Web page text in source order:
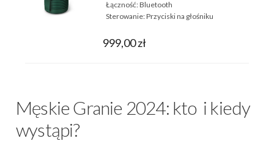
Łączność:Bluetooth
Sterowanie:Przyciski na głośniku
999,00 zł
Męskie Granie 2024: kto i kiedy
wystąpi?